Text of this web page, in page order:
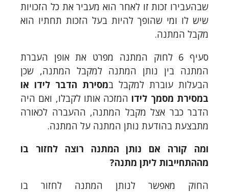
שבהעבירו זכות זו לאחר הוא מעביר את כל הזכויות
שיש לו ומי שהופך להיות בעל הזכות תחתיו הוא
מקבל המתנה.
סעיף 6 לחוק המתנה מפרט את אופן העברת
המתנה בין נותן המתנה למקבל המתנה, שכן
הבעלות עוברת למקבל במסירת הדבר לידו או
במסירת מסמך לידו המזכה אותו לקבלו, ואם היה
הדבר כבר אצל מקבל המתנה, ההעברה לכאורה
מתבצעת בהודעת נותן המתנה על המתנה.
ומה קורה אם נותן המתנה רוצה לחזור בו
מההתחייבות ליתן מתנה?
החוק מאפשר לנותן המתנה לחזור בו